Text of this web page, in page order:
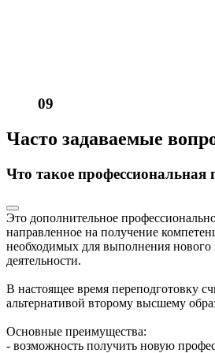
09
Часто задаваемые
Что такое профессиональная
Это дополнительное
направленное на получение
необходимых для выполнения нового
деятельности.
В настоящее время переподготовку
альтернативой второму высшему
Основные преимущества:
- возможность получить новую